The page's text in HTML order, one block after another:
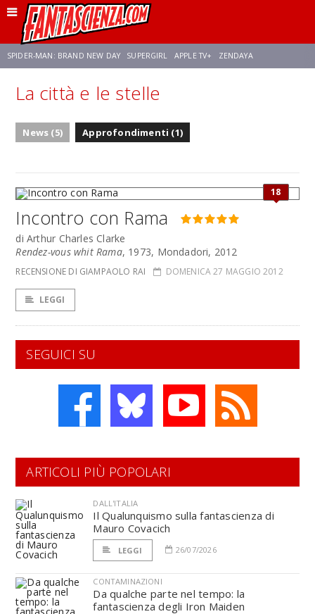
SPIDER-MAN: BRAND NEW DAY SUPERGIRL APPLE TV+ ZENDAYA
FRANCO RICCIARDIELLO AVENGERS: DOOMSDAY
La città e le stelle
News (5) Approfondimenti (1)
18
Incontro con Rama
di Arthur Charles Clarke
Rendez-vous whit Rama, 1973, Mondadori, 2012
RECENSIONE DI GIAMPAOLO RAI DOMENICA 27 MAGGIO 2012
LEGGI
SEGUICI SU
ARTICOLI PIÙ POPOLARI
DALL'ITALIA
Il Qualunquismo sulla fantascienza di
Mauro Covacich
LEGGI 26/07/2026
CONTAMINAZIONI
Da qualche parte nel tempo: la
fantascienza degli Iron Maiden